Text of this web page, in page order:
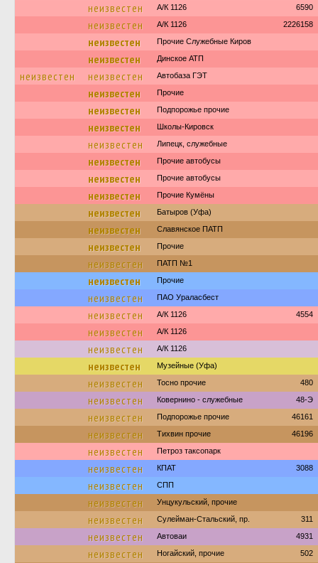
неизвестен А/К 1126 6590
неизвестен А/К 1126 2226158
неизвестен Прочие Служебные Киров
неизвестен Динское АТП
неизвестен неизвестен Автобаза ГЭТ
неизвестен Прочие
неизвестен Подпорожье прочие
неизвестен Школы-Кировск
неизвестен Липецк, служебные
неизвестен Прочие автобусы
неизвестен Прочие автобусы
неизвестен Прочие Кумёны
неизвестен Батыров (Уфа)
неизвестен Славянское ПАТП
неизвестен Прочие
неизвестен ПАТП №1
неизвестен Прочие
неизвестен ПАО Ураласбест
неизвестен А/К 1126 4554
неизвестен А/К 1126
неизвестен А/К 1126
неизвестен Музейные (Уфа)
неизвестен Тосно прочие 480
неизвестен Ковернино - служебные 48-Э
неизвестен Подпорожье прочие 46161
неизвестен Тихвин прочие 46196
неизвестен Петроз таксопарк
неизвестен КПАТ 3088
неизвестен СПП
неизвестен Унцукульский, прочие
неизвестен Сулейман-Стальский, пр. 311
неизвестен Автоваи 4931
неизвестен Ногайский, прочие 502